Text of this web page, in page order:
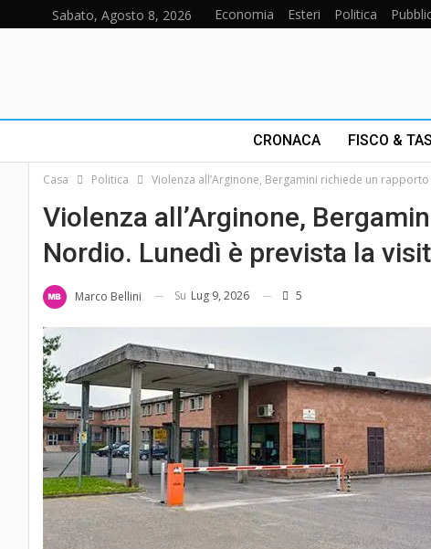
Sabato, Agosto 8, 2026 Economia Esteri Politica
CRONACA FISCO &
Casa Politica Violenza all’Arginone, Bergamini richiede un
Violenza all’Arginone,
Nordio. Lunedì è prevista la
Marco Bellini Su Lug 9, 2026 5